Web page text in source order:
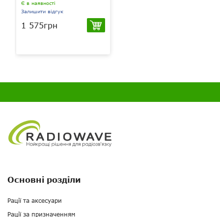
Є в наявності
Залишити відгук
1 575грн
Основні розділи
Рації та аксесуари
Рації за призначенням